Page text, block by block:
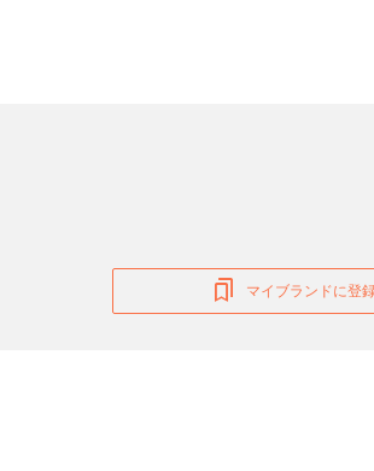
マイブランドに登